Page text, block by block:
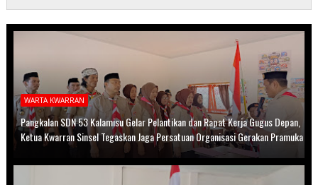
WARTA KWARRAN
Pangkalan SDN 53 Kalamisu Gelar Pelantikan dan Rapat Kerja Gugus Depan,
Ketua Kwarran Sinsel Tegaskan Jaga Persatuan Organisasi Gerakan Pramuka